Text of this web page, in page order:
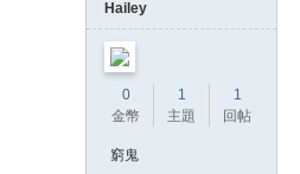
Hailey
0
金幣
1
主題
1
回帖
窮鬼